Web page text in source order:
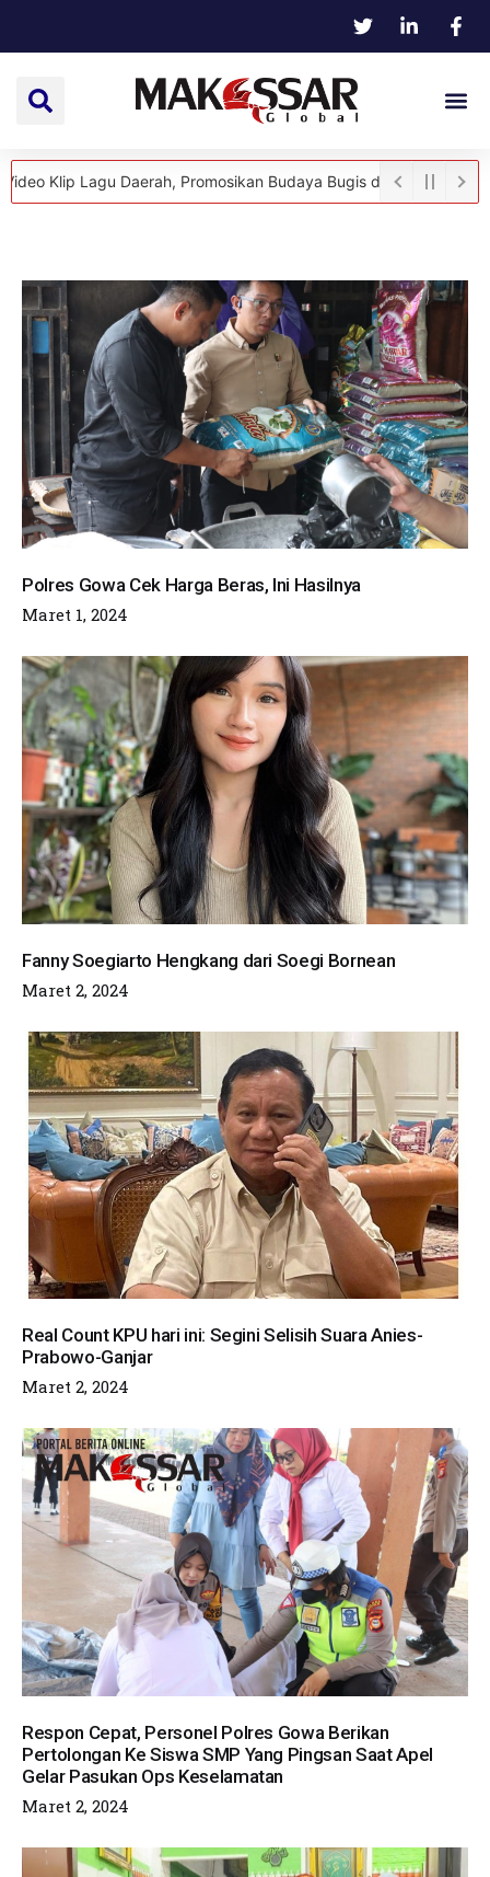
Daerah, Promosikan Budaya Bugis dan Destinasi Wisata
Polres Gowa Cek Harga Beras, Ini Hasilnya
Maret 1, 2024
Fanny Soegiarto Hengkang dari Soegi Bornean
Maret 2, 2024
Real Count KPU hari ini: Segini Selisih Suara Anies-
Prabowo-Ganjar
Maret 2, 2024
Respon Cepat, Personel Polres Gowa Berikan
Pertolongan Ke Siswa SMP Yang Pingsan Saat Apel
Gelar Pasukan Ops Keselamatan
Maret 2, 2024